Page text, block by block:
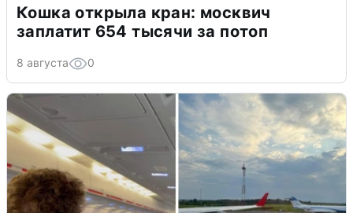
Кошка открыла кран: москвич
заплатит 654 тысячи за потоп
8 августа 0